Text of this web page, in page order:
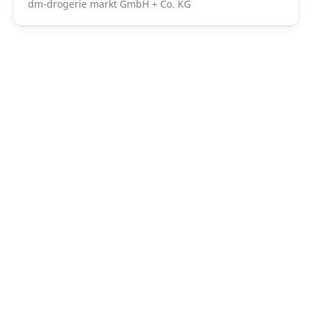
dm-drogerie markt GmbH + Co. KG